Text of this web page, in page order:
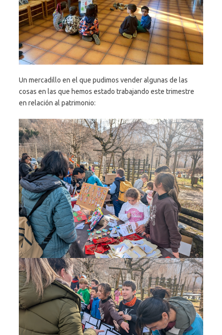
Un mercadillo en el que pudimos vender algunas de las
cosas en las que hemos estado trabajando este trimestre
en relación al patrimonio: